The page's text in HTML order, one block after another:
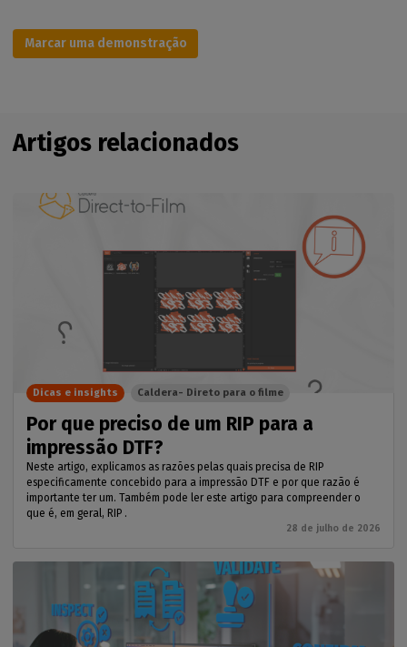
Marcar uma demonstração
Artigos relacionados
Por que preciso de um RIP para a
impressão DTF?
Neste artigo, explicamos as razões pelas quais precisa de RIP
especificamente concebido para a impressão DTF e por que razão é
importante ter um. Também pode ler este artigo para compreender o
que é, em geral, RIP .
28 de julho de 2026
Dicas e insights Caldera- Direto para o filme